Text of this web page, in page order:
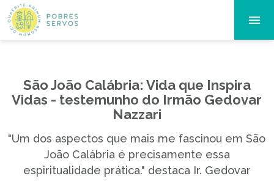
São João Calábria: Vida que Inspira
Vidas - testemunho do Irmão Gedovar
Nazzari
"Um dos aspectos que mais me fascinou em São
João Calábria é precisamente essa
espiritualidade prática." destaca Ir. Gedovar